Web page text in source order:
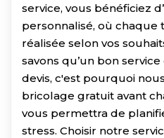
service, vous bénéficiez
personnalisé, où chaque
réalisée selon vos
savons qu’un bon
devis, c'est pourquoi
bricolage gratuit avant
vous permettra de
stress. Choisir notre